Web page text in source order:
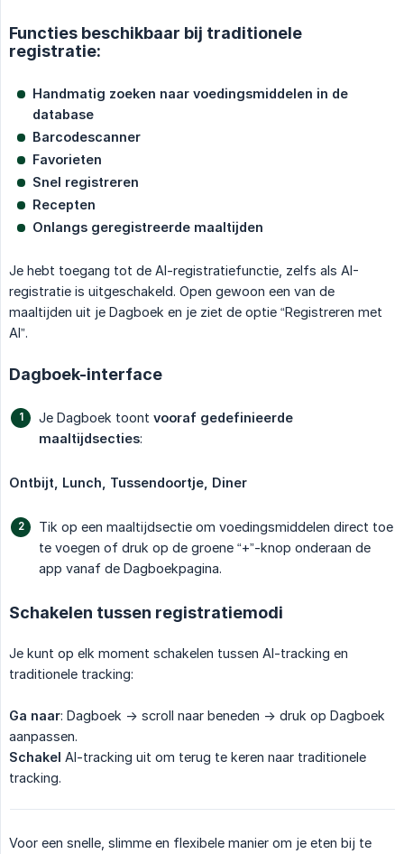
Functies beschikbaar bij traditionele
registratie:
Handmatig zoeken naar voedingsmiddelen in de
database
Barcodescanner
Favorieten
Snel registreren
Recepten
Onlangs geregistreerde maaltijden
Je hebt toegang tot de AI-registratiefunctie, zelfs als AI-
registratie is uitgeschakeld. Open gewoon een van de
maaltijden uit je Dagboek en je ziet de optie “Registreren met
AI”.
Dagboek-interface
Je Dagboek toont vooraf gedefinieerde
maaltijdsecties:
Ontbijt, Lunch, Tussendoortje, Diner
Tik op een maaltijdsectie om voedingsmiddelen direct toe
te voegen of druk op de groene “+”-knop onderaan de
app vanaf de Dagboekpagina.
Schakelen tussen registratiemodi
Je kunt op elk moment schakelen tussen AI-tracking en
traditionele tracking:
Ga naar: Dagboek -> scroll naar beneden -> druk op Dagboek
aanpassen.
Schakel AI-tracking uit om terug te keren naar traditionele
tracking.
Voor een snelle, slimme en flexibele manier om je eten bij te